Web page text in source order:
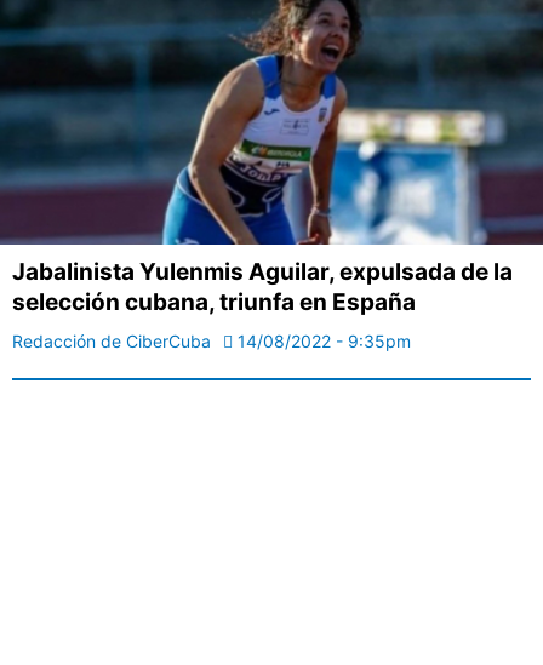
Jabalinista Yulenmis Aguilar, expulsada de la
selección cubana, triunfa en España
Redacción de CiberCuba 14/08/2022 - 9:35pm